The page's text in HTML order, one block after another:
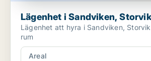
Lägenhet i Sandviken, Storvik
Lägenhet att hyra i Sandviken, Storvik Bostaden har 3
rum
Areal